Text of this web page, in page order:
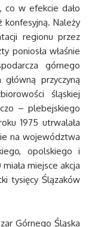
co w efekcie dało
konfesyjną. Należy
regionu przez
poniosła właśnie
górnego
przyczyną
śląskiej
– plebejskiego
1975 utrwalała
na województwa
opolskiego i
miejsce akcja
tysięcy Ślązaków
Górnego Śląska